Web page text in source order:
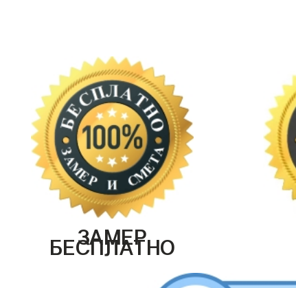
ЗАМЕР
БЕСПЛАТНО